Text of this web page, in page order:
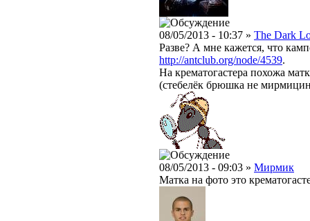
08/05/2013 - 10:37 » The Dark
Разве? А мне кажется, что
http://antclub.org/node/4539.
На крематогастера похожа
(стебелёк брюшка не
08/05/2013 - 09:03 » Мирмик
Матка на фото это